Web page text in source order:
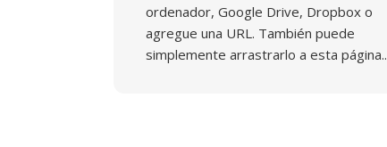
ordenador, Google Drive, Dropbox o
agregue una URL. También puede
simplemente arrastrarlo a esta página..